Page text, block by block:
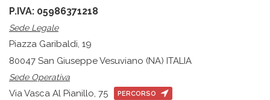
P.IVA: 05986371218
Sede Legale
Piazza Garibaldi, 19
80047 San Giuseppe Vesuviano (NA) ITALIA
Sede Operativa
Via Vasca Al Pianillo, 75 PERCORSO